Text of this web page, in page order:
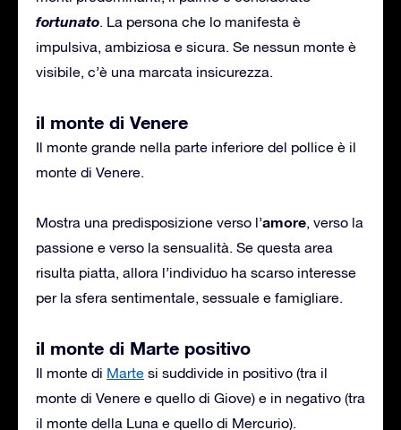
fortunato. La persona che lo manifesta è
impulsiva, ambiziosa e sicura. Se nessun monte è
visibile, c’è una marcata insicurezza.
il monte di Venere
Il monte grande nella parte inferiore del pollice è il
monte di Venere.
Mostra una predisposizione verso l’amore, verso la
passione e verso la sensualità. Se questa area
risulta piatta, allora l’individuo ha scarso interesse
per la sfera sentimentale, sessuale e famigliare.
il monte di Marte positivo
Il monte di Marte si suddivide in positivo (tra il
monte di Venere e quello di Giove) e in negativo (tra
il monte della Luna e quello di Mercurio).